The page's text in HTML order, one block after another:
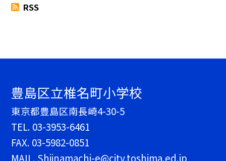
RSS
豊島区立椎名町小学校
東京都豊島区南長崎4-30-5
TEL. 03-3953-6461
FAX. 03-5982-0851
MAIL. Shiinamachi-e@city.toshima.ed.jp